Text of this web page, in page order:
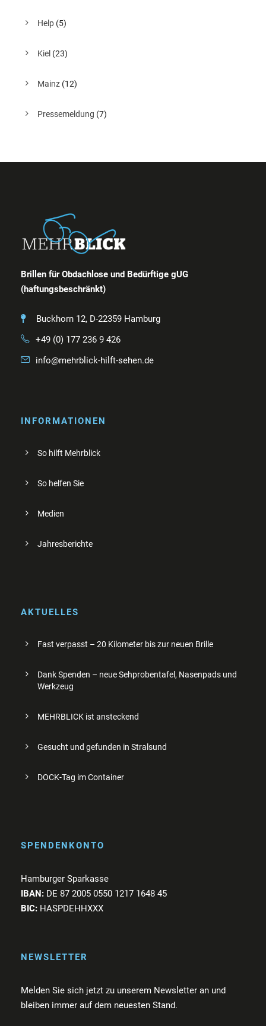
Help (5)
Kiel (23)
Mainz (12)
Pressemeldung (7)
Brillen für Obdachlose und Bedürftige gUG
(haftungsbeschränkt)
Buckhorn 12, D-22359 Hamburg
+49 (0) 177 236 9 426
info@mehrblick-hilft-sehen.de
INFORMATIONEN
So hilft Mehrblick
So helfen Sie
Medien
Jahresberichte
AKTUELLES
Fast verpasst – 20 Kilometer bis zur neuen Brille
Dank Spenden – neue Sehprobentafel, Nasenpads und
Werkzeug
MEHRBLICK ist ansteckend
Gesucht und gefunden in Stralsund
DOCK-Tag im Container
SPENDENKONTO
Hamburger Sparkasse
IBAN: DE 87 2005 0550 1217 1648 45
BIC: HASPDEHHXXX
NEWSLETTER
Melden Sie sich jetzt zu unserem Newsletter an und
bleiben immer auf dem neuesten Stand.